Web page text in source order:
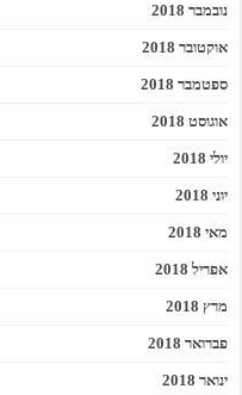
נובמבר 2018
אוקטובר 2018
ספטמבר 2018
אוגוסט 2018
יולי 2018
יוני 2018
מאי 2018
אפריל 2018
מרץ 2018
פברואר 2018
ינואר 2018